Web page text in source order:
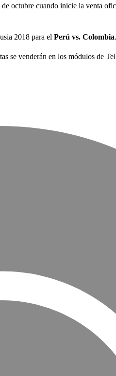
de octubre cuando inicie la venta
2018 para el Perú vs. Colombia.
se venderán en los módulos de